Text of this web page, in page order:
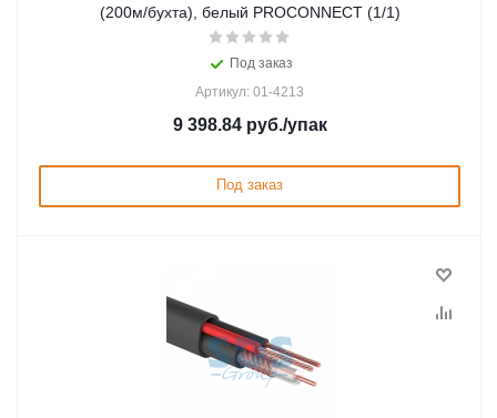
(200м/бухта), белый PROCONNECT (1/1)
Под заказ
Артикул: 01-4213
9 398.84руб./упак
Под заказ